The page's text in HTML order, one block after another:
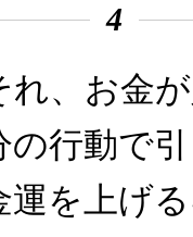
4
れ、お金
の行動で
運を上げ